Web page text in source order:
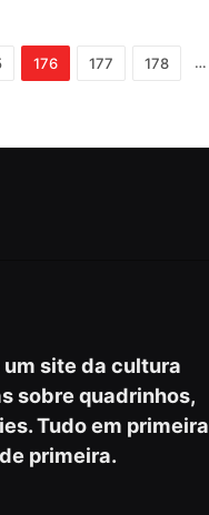
176 177 178 …
site da cultura
sobre quadrinhos,
Tudo em primeira
primeira.